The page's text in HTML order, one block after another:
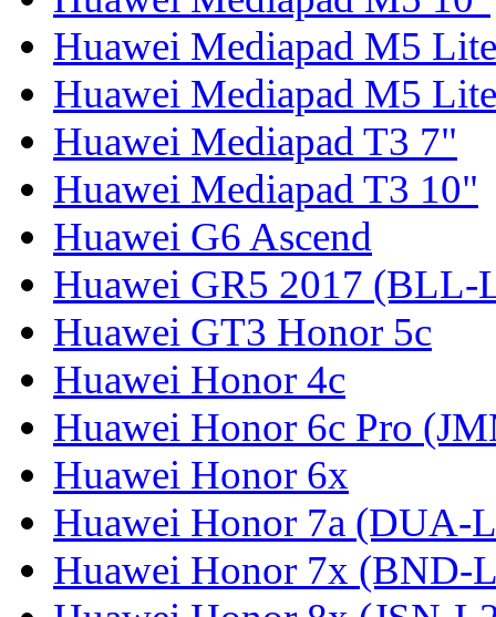
Huawei Mediapad M5
Huawei Mediapad M5
Huawei Mediapad T3 7"
Huawei Mediapad T3 10"
Huawei G6 Ascend
Huawei GR5 2017 (BLL-
Huawei GT3 Honor 5c
Huawei Honor 4c
Huawei Honor 6c Pro
Huawei Honor 6x
Huawei Honor 7a (DUA-
Huawei Honor 7x (BND-